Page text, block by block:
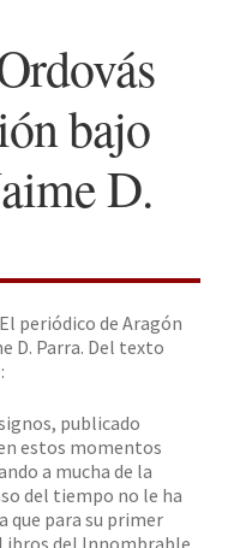
bajo
D.
periódico de Aragón
D. Parra. Del texto
publicado
estos momentos
a mucha de la
del tiempo no le ha
que para su primer
del Innombrable,